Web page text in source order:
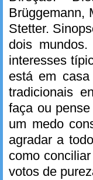
Brüggemann,
Stetter.
dois
interesses
está em
tradicionais
faça ou
um medo
agradar a
como
votos de